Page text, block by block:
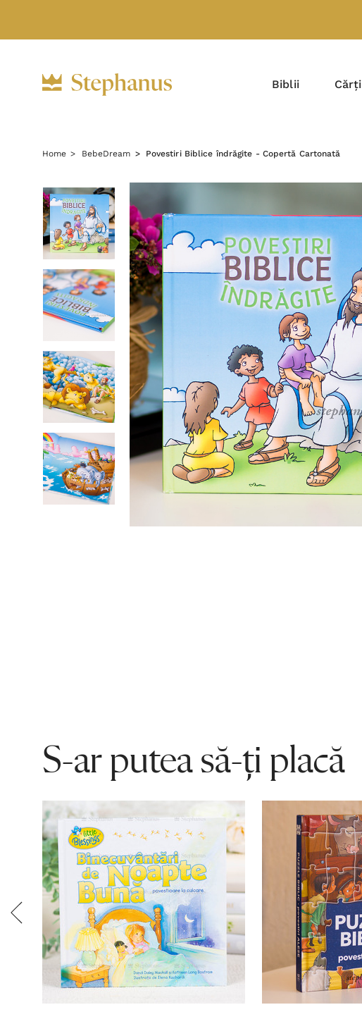
Biblii Cărți
Home BebeDream Povestiri Biblice îndrăgite - Copertă Cartonată
S-ar putea să-ți placă